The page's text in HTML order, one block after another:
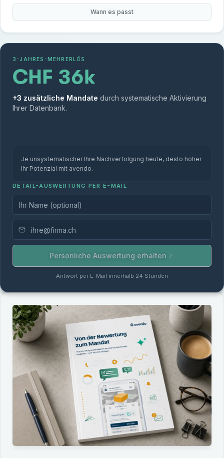
Wann es passt
3-JAHRES-MEHRERLÖS
CHF 36k
+3 zusätzliche Mandate durch systematische Aktivierung
Ihrer Datenbank.
Je unsystematischer Ihre Nachverfolgung heute, desto höher
Ihr Potenzial mit avendo.
DETAIL-AUSWERTUNG PER E-MAIL
Name (optional)
E-Mail-Adresse
Persönliche Auswertung erhalten
Antwort per E-Mail innerhalb 24 Stunden